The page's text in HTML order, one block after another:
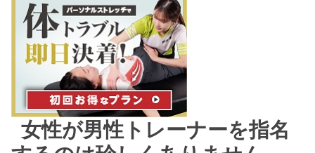
女性が男性トレーナーを指名